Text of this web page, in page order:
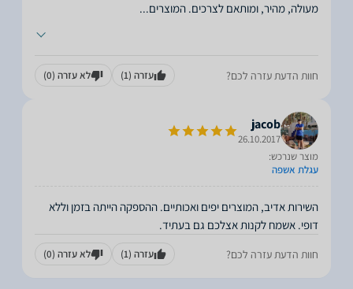
מעולה, מהיר, ומותאם לצרכים. המוצרים...
חוות הדעת עזרה לכם? עזרה (1) לא עזרה (0)
jacob
26.10.2017
מוצר שנרכש:
עגלת אשפה
השירות אדיב, המוצרים יפים ואכותיים. ההספקה הייתה בזמן וללא
דופי. אשמח לקנות אצלכם גם בעתיד.
חוות הדעת עזרה לכם? עזרה (1) לא עזרה (0)